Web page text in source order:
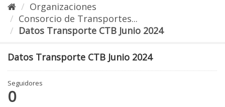
Organizaciones
Consorcio de Transportes...
Datos Transporte CTB Junio 2024
Datos Transporte CTB Junio 2024
Seguidores
0